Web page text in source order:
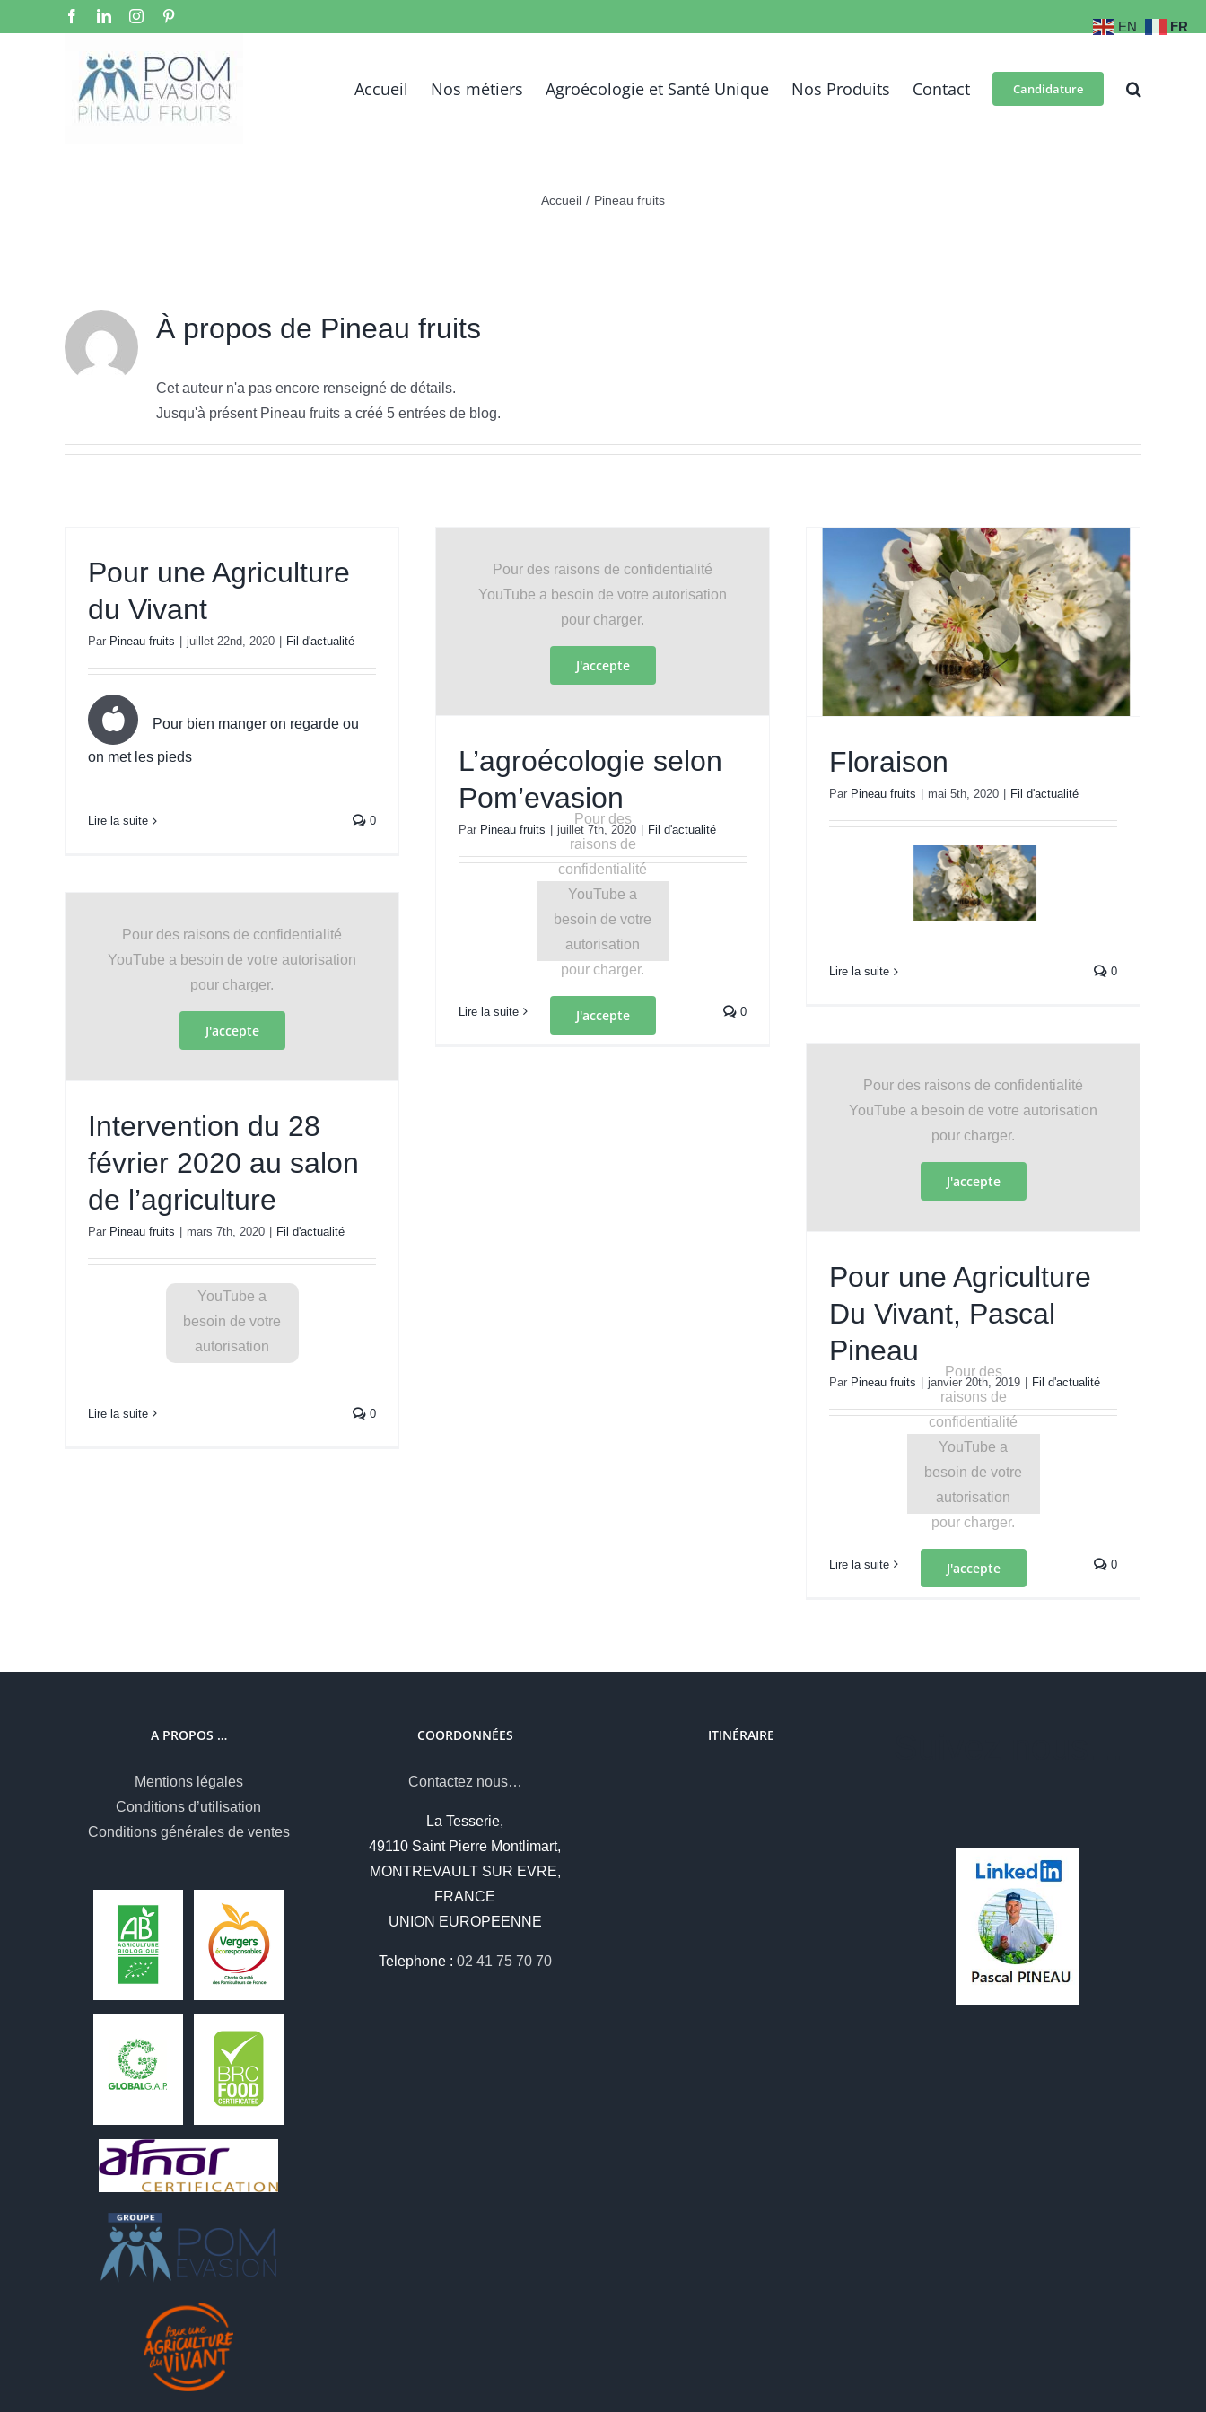
au
FacebookLinkedInInstagram
Accueil Nos métiers Agroécologie et Santé Unique Nos Produits Contact Candidature
Accueil / Pineau fruits
À propos de Pineau fruits
Cet auteur n'a pas encore renseigné de détails.
Jusqu'à présent Pineau fruits a créé 5 entrées de blog.
Pour une Agriculture
du Vivant
Par Pineau fruits juillet 22nd, 2020 Fil d'actualité
Pour bien manger on regarde ou
on met les pieds
Lire la suite 0
Pour des raisons de confidentialité
YouTube a besoin de votre autorisation
pour charger.
J'accepte
L’agroécologie selon
Pom’evasion
Par Pineau fruits juillet 7th, 2020 Fil d'actualité
Pour des
raisons de
confidentialité
YouTube a
besoin de votre
autorisation
pour charger.
J'accepte
Lire la suite 0
Floraison
Fil d'actualité
Floraison
Par Pineau fruits mai 5th, 2020 Fil d'actualité
Lire la suite 0
Pour des raisons de confidentialité
YouTube a besoin de votre autorisation
pour charger.
J'accepte
Intervention du 28
février 2020 au salon
de l’agriculture
Par Pineau fruits mars 7th, 2020 Fil d'actualité
YouTube a
besoin de votre
autorisation
Lire la suite 0
Pour des raisons de confidentialité
YouTube a besoin de votre autorisation
pour charger.
J'accepte
Pour une Agriculture
Du Vivant, Pascal
Pineau
Par Pineau fruits janvier 20th, 2019 Fil d'actualité
Pour des
raisons de
confidentialité
YouTube a
besoin de votre
autorisation
pour charger.
J'accepte
Lire la suite 0
A PROPOS …
Mentions légales
Conditions d’utilisation
Conditions générales de ventes
COORDONNÉES
Contactez nous…
La Tesserie,
49110 Saint Pierre Montlimart,
MONTREVAULT SUR EVRE,
FRANCE
UNION EUROPEENNE
Telephone : 02 41 75 70 70
ITINÉRAIRE
EN FR